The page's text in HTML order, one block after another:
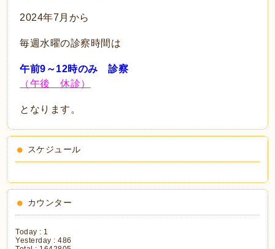
2024年7月から
毎週水曜の診察時間は
午前9～12時のみ 診察
（午後 休診）
となります。
スケジュール
カウンター
Today : 1
Yesterday :486